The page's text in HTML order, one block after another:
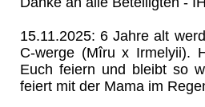
15.11.2025: 6 Jahre alt
C-werge (Mîru x Irmelyii).
Euch feiern und bleibt so
feiert mit der Mama im